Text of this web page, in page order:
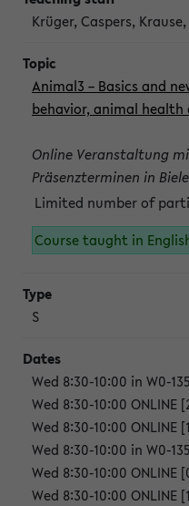
Krüger, Caspers,
Animal3 – Basics and
behavior, animal
Online Veranstaltung
Präsenzterminen in
Limited number of
Course taught in
S
Wed 8:30-10:00 in W0-
Wed 8:30-10:00 ONLINE
Wed 8:30-10:00 ONLINE
Wed 8:30-10:00 in W0-
Wed 8:30-10:00 ONLINE
Wed 8:30-10:00 ONLINE